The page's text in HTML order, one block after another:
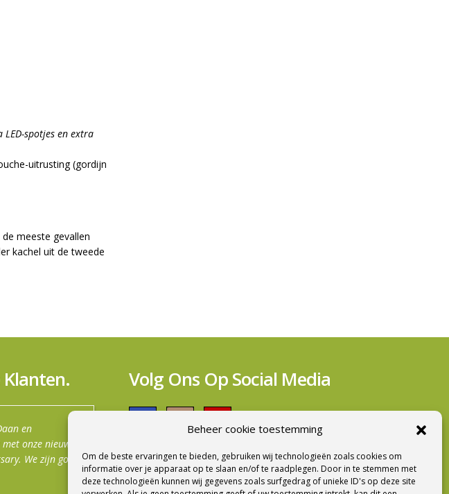
Beheer cookie toestemming
Om de beste ervaringen te bieden, gebruiken wij technologieën zoals cookies om
informatie over je apparaat op te slaan en/of te raadplegen. Door in te stemmen met
deze technologieën kunnen wij gegevens zoals surfgedrag of unieke ID's op deze site
spotjes en extra
uitrusting (gordijn
meeste gevallen
kachel uit de tweede
en
onze nieuwe
We zijn goed
team. Daan
ervaring met
Je
Er heerst
Hun aanpak
in de winkel.
gekregen
nagekomen
fijn en
zijn wij de
van een
goede
Volg Ons Op Social Media
Nieuwsbrief Ontvangen?